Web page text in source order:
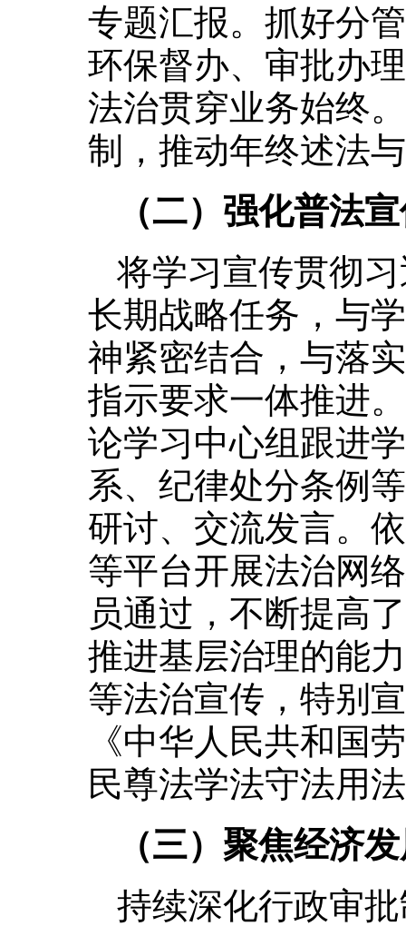
专题汇报。抓好分
环保督办、审批办
法治贯穿业务始终
制，推动年终述法
（二）强化普法
将学习宣传贯彻
长期战略任务，与
神紧密结合，与落
指示要求一体推进
论学习中心组跟进
系、纪律处分条例
研讨、交流发言。
等平台开展法治网
员通过，不断提高
推进基层治理的能
等法治宣传，特别
《中华人民共和国
民尊法学法守法用
（三）聚焦经济
持续深化行政审